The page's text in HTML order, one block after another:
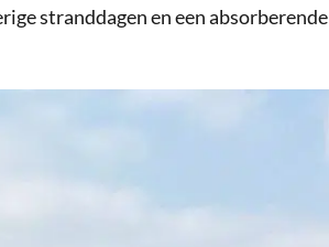
stranddagen en een absorberende